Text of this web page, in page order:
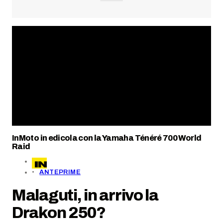
InMoto in edicola con la Yamaha Ténéré 700 World
Raid
ANTEPRIME
Malaguti, in arrivo la
Drakon 250?